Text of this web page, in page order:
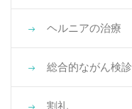
ヘルニアの治療
総合的ながん検診
割礼